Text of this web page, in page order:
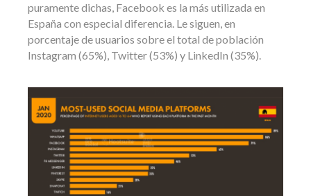
puramente dichas, Facebook es la más utilizada en
España con especial diferencia. Le siguen, en
porcentaje de usuarios sobre el total de población
Instagram (65%), Twitter (53%) y LinkedIn (35%).